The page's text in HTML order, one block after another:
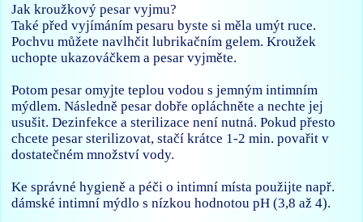
Jak kroužkový pesar vyjmu?
Také před vyjímáním pesaru byste si měla umýt ruce.
Pochvu můžete navlhčit lubrikačním gelem. Kroužek
uchopte ukazováčkem a pesar vyjměte.
Potom pesar omyjte teplou vodou s jemným intimním
mýdlem. Následně pesar dobře opláchněte a nechte jej
usušit. Dezinfekce a sterilizace není nutná. Pokud přesto
chcete pesar sterilizovat, stačí krátce 1-2 min. povařit v
dostatečném množství vody.
Ke správné hygieně a péči o intimní místa použijte např.
dámské intimní mýdlo s nízkou hodnotou pH (3,8 až 4).